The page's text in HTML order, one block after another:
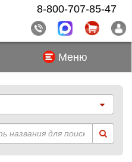
Меню
8-800-707-85-47